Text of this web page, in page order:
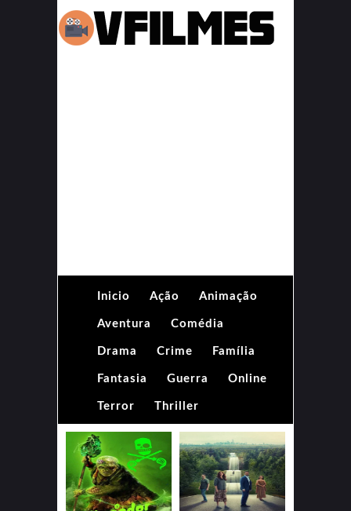
Inicio Ação Animação
Aventura Comédia
Drama Crime Família
Fantasia Guerra Online
Terror Thriller